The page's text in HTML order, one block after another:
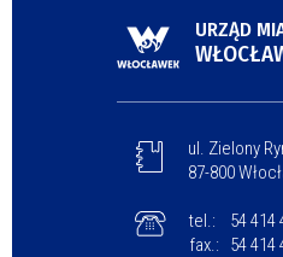
URZĄD
ul. Zielony
87-800
tel.:
54 414
fax.:
54 414